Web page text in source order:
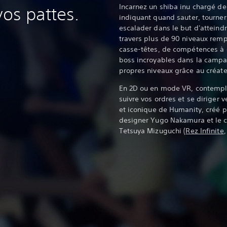
pattes.
Incarnez un shiba inu chargé
indiquant quand sauter,
escalader dans le but
travers plus de 90 niveaux
casse-têtes, de compétences
boss incroyables dans la
propres niveaux grâce au
En 2D ou en mode VR,
suivre vos ordres et se diriger
et iconique de Humanity, créé
designer Yugo Nakamura et le
Tetsuya Mizuguchi (Rez Infinite